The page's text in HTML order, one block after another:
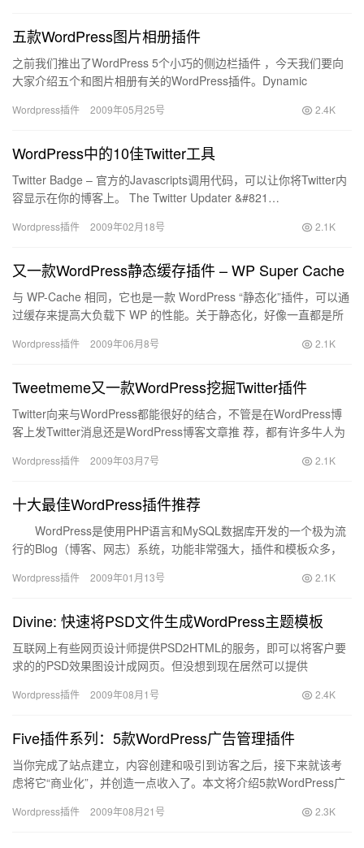
五款WordPress图片相册插件
之前我们推出了WordPress 5个小巧的侧边栏插件 ，今天我们要向
大家介绍五个和图片相册有关的WordPress插件。Dynamic
Wordpress插件 2009年05月25号 2.4K
WordPress中的10佳Twitter工具
Twitter Badge – 官方的Javascripts调用代码，可以让你将Twitter内
容显示在你的博客上。 The Twitter Updater &#821…
Wordpress插件 2009年02月18号 2.1K
又一款WordPress静态缓存插件 – WP Super Cache
与 WP-Cache 相同，它也是一款 WordPress “静态化”插件，可以通
过缓存来提高大负载下 WP 的性能。关于静态化，好像一直都是所
Wordpress插件 2009年06月8号 2.1K
Tweetmeme又一款WordPress挖掘Twitter插件
Twitter向来与WordPress都能很好的结合，不管是在WordPress博
客上发Twitter消息还是WordPress博客文章推 荐，都有许多牛人为
Wordpress插件 2009年03月7号 2.1K
十大最佳WordPress插件推荐
WordPress是使用PHP语言和MySQL数据库开发的一个极为流
行的Blog（博客、网志）系统，功能非常强大，插件和模板众多，
Wordpress插件 2009年01月13号 2.1K
Divine: 快速将PSD文件生成WordPress主题模板
互联网上有些网页设计师提供PSD2HTML的服务，即可以将客户要
求的的PSD效果图设计成网页。但没想到现在居然可以提供
Wordpress插件 2009年08月1号 2.4K
Five插件系列：5款WordPress广告管理插件
当你完成了站点建立，内容创建和吸引到访客之后，接下来就该考
虑将它“商业化”，并创造一点收入了。本文将介绍5款WordPress广
Wordpress插件 2009年08月21号 2.3K